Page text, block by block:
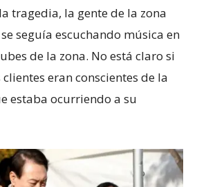
tragedia, la gente de la zona
seguía escuchando música en
de la zona. No está claro si
eran conscientes de la
estaba ocurriendo a su